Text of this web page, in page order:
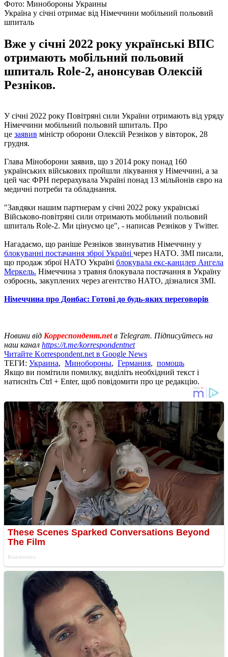
Фото: Минобороны Украины
Україна у січні отримає від Німеччини мобільний польовий
шпиталь
Вже у січні 2022 року українські ВПС
отримають мобільний польовий
шпиталь Role-2, анонсував Олексій
Резніков.
У січні 2022 року Повітряні сили України отримають від уряду
Німеччини мобільний польовий шпиталь. Про
це заявив міністр оборони Олексій Резніков у вівторок, 28
грудня.
Глава Міноборони заявив, що з 2014 року понад 160
українських військових пройшли лікування у Німеччині, а за
цей час ФРН перерахувала Україні понад 13 мільйонів євро на
медичні потреби та обладнання.
"Завдяки нашим партнерам у січні 2022 року українські
Військово-повітряні сили отримають мобільний польовий
шпиталь Role-2. Ми цінуємо це", - написав Резніков у Twitter.
Нагадаємо, що раніше Резніков звинуватив Німеччину у
блокуванні постачання зброї Україні через НАТО. ЗМІ писали,
що продаж зброї НАТО Україні блокувала екс-канцлер Ангела
Меркель. Німеччина з травня блокувала постачання в Україну
озброєнь, закуплених через агентство НАТО, дізналися ЗМІ.
Німеччина про Донбас: Готові до будь-яких переговорів
Новини від Корреспондент.netв Telegram. Підписуйтесь на
наш канал https://t.me/korrespondentnet
Читайте Korrespondent.net в Google News
ТЕГИ: Украина, Минобороны, Германия, помощь
Якщо ви помітили помилку, виділіть необхідний текст і
натисніть Ctrl + Enter, щоб повідомити про це редакцію.